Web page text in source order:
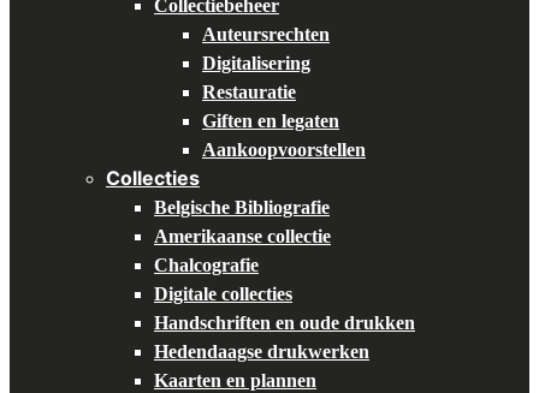
Collectiebeheer
Auteursrechten
Digitalisering
Restauratie
Giften en legaten
Aankoopvoorstellen
Collecties
Belgische Bibliografie
Amerikaanse collectie
Chalcografie
Digitale collecties
Handschriften en oude drukken
Hedendaagse drukwerken
Kaarten en plannen